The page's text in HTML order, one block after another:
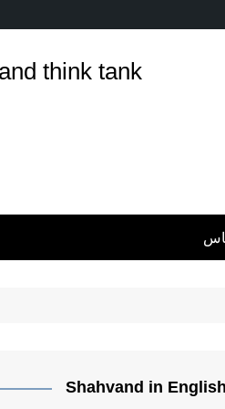
think tank
Shahvand in